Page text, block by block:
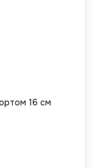
16 см